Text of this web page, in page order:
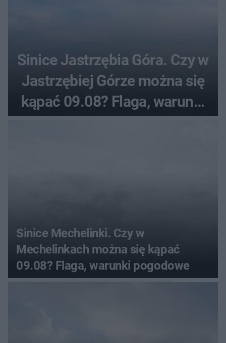
Sinice Jastrzębia Góra. Czy w
Jastrzębiej Górze można się
kąpać 09.08? Flaga, warunki
pogodowe
Sinice Mechelinki. Czy w
Mechelinkach można się kąpać
09.08? Flaga, warunki pogodowe